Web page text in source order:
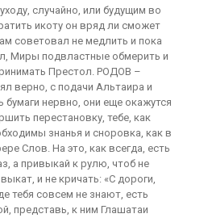
случайно, или будущим во
икоту он вряд ли сможет
советовал не медлить и пока
Миры подвластные обмерить и
Престол. РОДОВ –
верно, с подачи Альтаира и
нервно, они еще окажутся
перестановку, тебе, как
знанья и сноровка, как в
Слов. На это, как всегда, есть
а привыкай к рулю, чтоб не
и не кричать: «С дороги,
тебя совсем не знают, есть
представь, к ним Глашатаи